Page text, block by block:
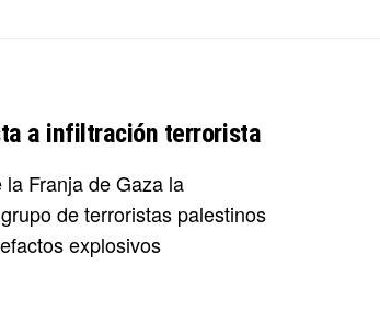
a infiltración terrorista
Franja de Gaza la
de terroristas palestinos
explosivos